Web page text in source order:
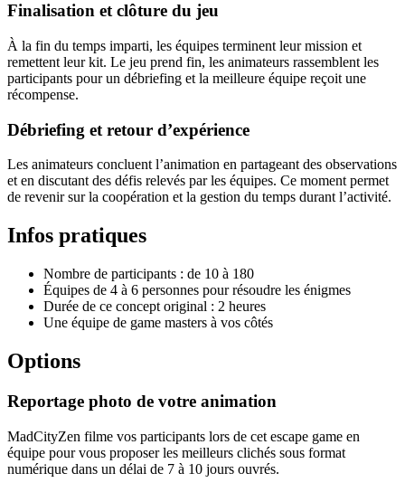
Finalisation et clôture du jeu
À la fin du temps imparti, les équipes terminent leur mission et
remettent leur kit. Le jeu prend fin, les animateurs rassemblent les
participants pour un débriefing et la meilleure équipe reçoit une
récompense.
Débriefing et retour d’expérience
Les animateurs concluent l’animation en partageant des observations
et en discutant des défis relevés par les équipes. Ce moment permet
de revenir sur la coopération et la gestion du temps durant l’activité.
Infos pratiques
Nombre de participants : de 10 à 180
Équipes de 4 à 6 personnes pour résoudre les énigmes
Durée de ce concept original : 2 heures
Une équipe de game masters à vos côtés
Options
Reportage photo de votre animation
MadCityZen filme vos participants lors de cet escape game en
équipe pour vous proposer les meilleurs clichés sous format
numérique dans un délai de 7 à 10 jours ouvrés.